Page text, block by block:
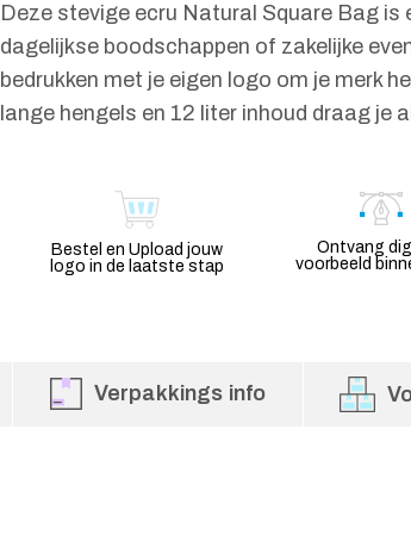
Deze stevige ecru Natural Square Bag
dagelijkse boodschappen of zakelijke
bedrukken met je eigen logo om je merk
lange hengels en 12 liter inhoud draag je
Bestel en Upload jouw
logo in de laatste stap
Ontvang
voorbeeld
Verpakkings info